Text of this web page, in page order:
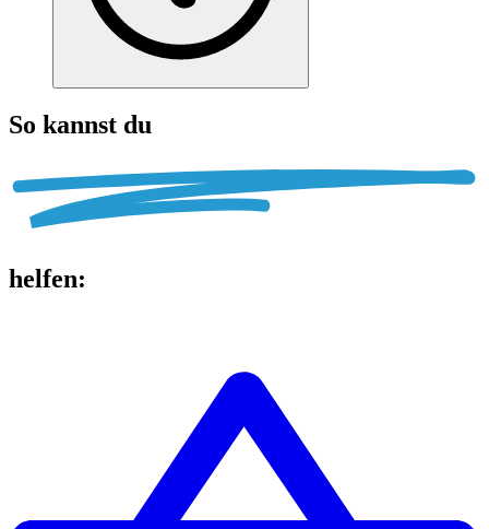
So kannst du
helfen: